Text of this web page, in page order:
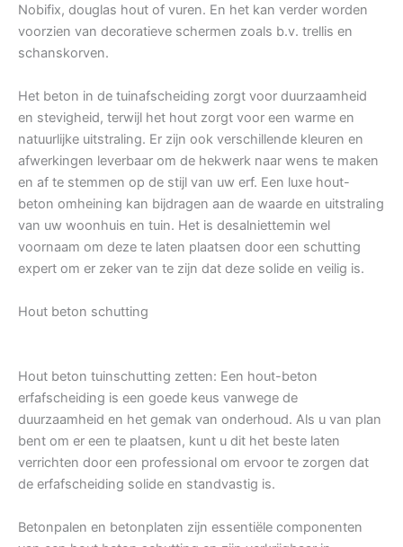
Nobifix, douglas hout of vuren. En het kan verder worden
voorzien van decoratieve schermen zoals b.v. trellis en
schanskorven.
Het beton in de tuinafscheiding zorgt voor duurzaamheid
en stevigheid, terwijl het hout zorgt voor een warme en
natuurlijke uitstraling. Er zijn ook verschillende kleuren en
afwerkingen leverbaar om de hekwerk naar wens te maken
en af te stemmen op de stijl van uw erf. Een luxe hout-
beton omheining kan bijdragen aan de waarde en uitstraling
van uw woonhuis en tuin. Het is desalniettemin wel
voornaam om deze te laten plaatsen door een schutting
expert om er zeker van te zijn dat deze solide en veilig is.
Hout beton schutting
Hout beton tuinschutting zetten: Een hout-beton
erfafscheiding is een goede keus vanwege de
duurzaamheid en het gemak van onderhoud. Als u van plan
bent om er een te plaatsen, kunt u dit het beste laten
verrichten door een professional om ervoor te zorgen dat
de erfafscheiding solide en standvastig is.
Betonpalen en betonplaten zijn essentiële componenten